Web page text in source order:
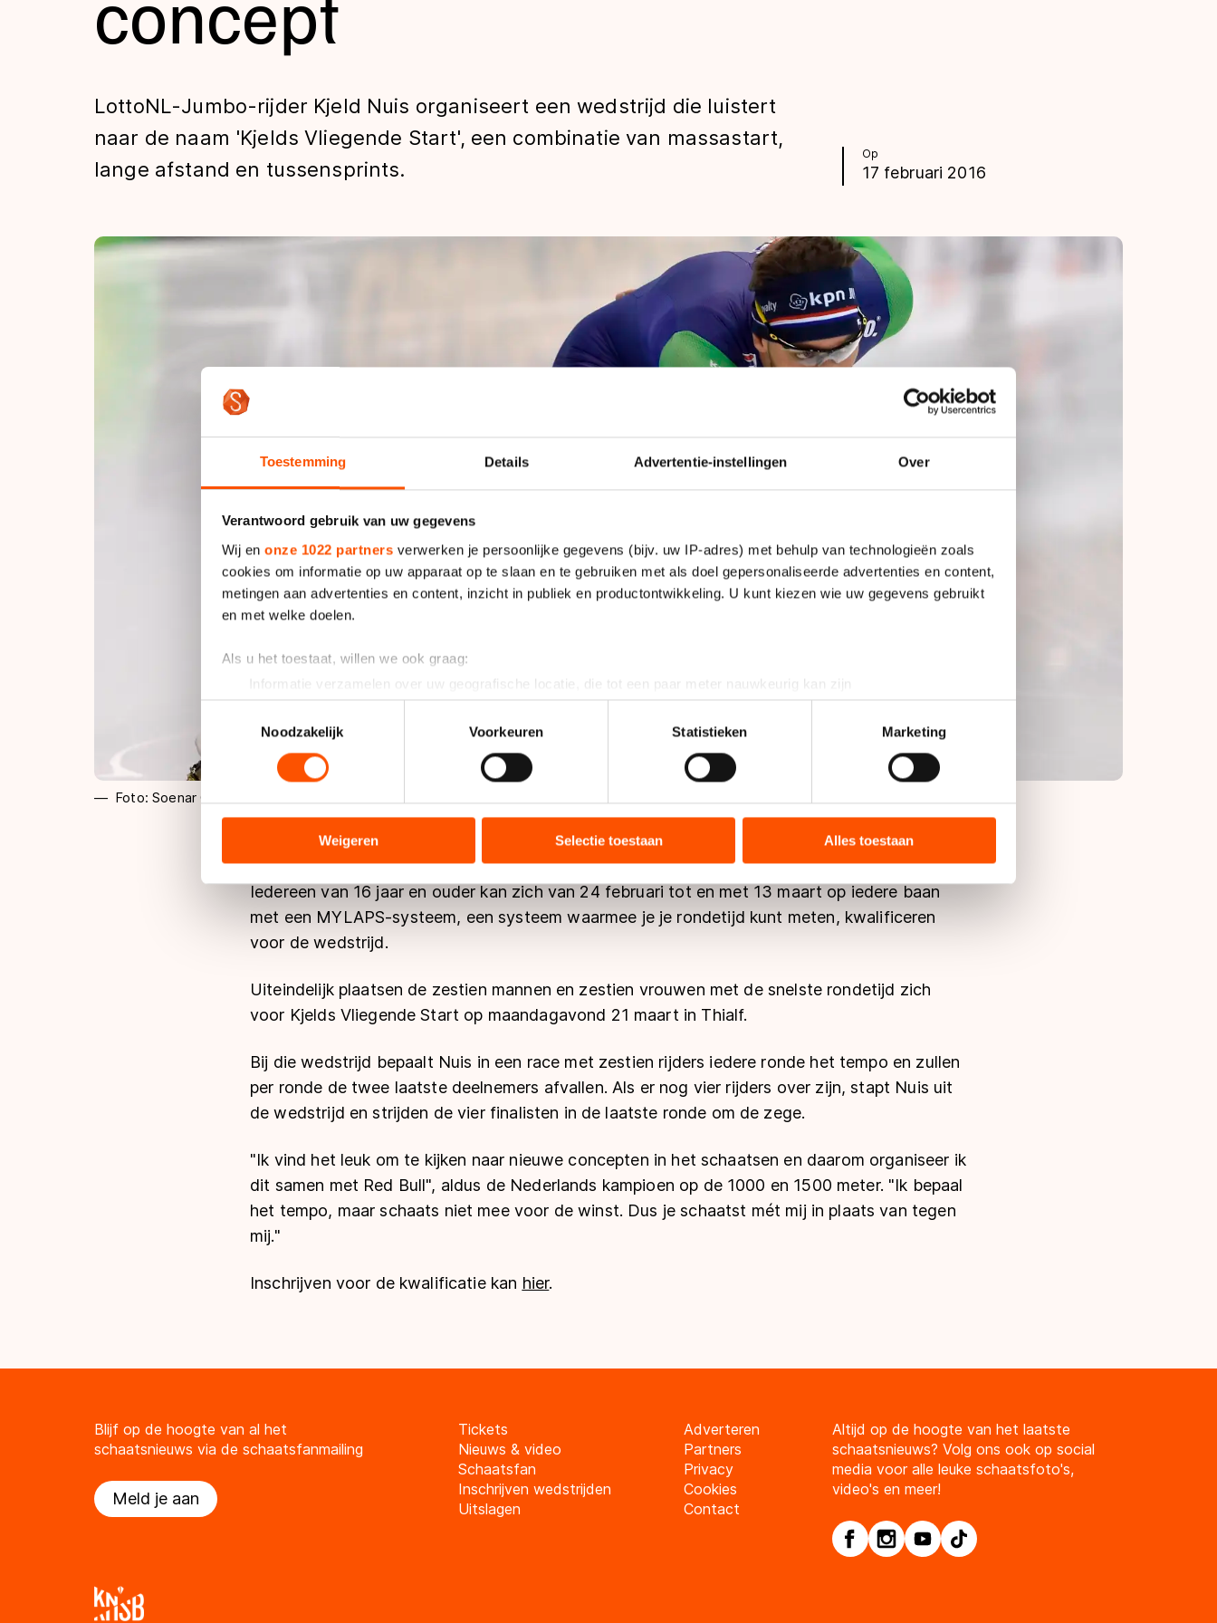
Toestemming Details Advertentie-instellingen Over
Verantwoord gebruik van uw gegevens
Wij en onze 1022 partners verwerken je persoonlijke gegevens (bijv. uw IP-adres) met behulp van technologieën zoals
cookies om informatie op uw apparaat op te slaan en te gebruiken met als doel gepersonaliseerde advertenties en content,
metingen aan advertenties en content, inzicht in publiek en productontwikkeling. U kunt kiezen wie uw gegevens gebruikt
en met welke doelen.
Als u het toestaat, willen we ook graag:
Informatie verzamelen over uw geografische locatie, die tot een paar meter nauwkeurig kan zijn
Uw apparaat identificeren door het actief te scannen op specifieke eigenschappen (fingerprinting)
Lees meer over hoe uw persoonlijke gegevens worden verwerkt en stel uw voorkeuren in het
detailgedeeltein. U kunt uw
toestemming op elk moment wijzigen of intrekken in de Cookieverklaring.
analyseren. We delen informatie over uw gebruik van onze site met onze partners voor social media, advertenties en
analyse. Zij kunnen deze combineren met andere gegevens die u aan hen heeft verstrekt of die zij hebben verzameld via
hun services. Sommige partners kunnen gegevens doorgeven aan landen buiten de EU, zoals de VS, waar mogelijk geen
adequaat beschermingsniveau geldt volgens de GDPR. Door op ‘Toestaan’ te klikken, stemt u in met deze overdracht.
Meer informatie vindt u in ons
Noodzakelijk
Voorkeuren Statistieken Marketing
Weigeren Selectie toestaan Alles toestaan
Tijden & historie
De weg op
Schaatsfans
Olympische Spelen
Op
17 februari 2016
LottoNL-Jumbo-rijder Kjeld Nuis organiseert een wedstrijd die luistert
naar de naam 'Kjelds Vliegende Start', een combinatie van massastart,
lange afstand en tussensprints.
Foto: Soenar Chamid
Iedereen van 16 jaar en ouder kan zich van 24 februari tot en met 13 maart op iedere baan
met een MYLAPS-systeem, een systeem waarmee je je rondetijd kunt meten, kwalificeren
voor de wedstrijd.
Uiteindelijk plaatsen de zestien mannen en zestien vrouwen met de snelste rondetijd zich
voor Kjelds Vliegende Start op maandagavond 21 maart in Thialf.
Bij die wedstrijd bepaalt Nuis in een race met zestien rijders iedere ronde het tempo en zullen
per ronde de twee laatste deelnemers afvallen. Als er nog vier rijders over zijn, stapt Nuis uit
de wedstrijd en strijden de vier finalisten in de laatste ronde om de zege.
"Ik vind het leuk om te kijken naar nieuwe concepten in het schaatsen en daarom organiseer ik
dit samen met Red Bull", aldus de Nederlands kampioen op de 1000 en 1500 meter. "Ik bepaal
het tempo, maar schaats niet mee voor de winst. Dus je schaatst mét mij in plaats van tegen
mij."
Inschrijven voor de kwalificatie kan hier.
Blijf op de hoogte van al het
schaatsnieuws via de schaatsfanmailing
Meld je aan
Tickets
Nieuws & video
Schaatsfan
Inschrijven wedstrijden
Uitslagen
Adverteren
Partners
Privacy
Cookies
Contact
Altijd op de hoogte van het laatste
schaatsnieuws? Volg ons ook op social
media voor alle leuke schaatsfoto's,
video's en meer!